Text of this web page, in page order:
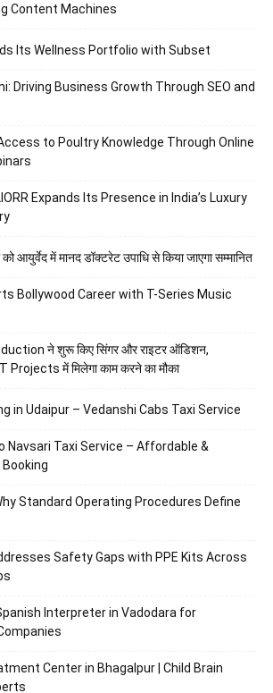
Content Machines
Its Wellness Portfolio with Subset
Driving Business Growth Through SEO and
Access to Poultry Knowledge Through Online
Expands Its Presence in India’s Luxury
को आयुर्वेद में मानद डॉक्टरेट उपाधि से किया जाएगा सम्मानित
Bollywood Career with T-Series Music
ने शुरू किए सिंगर और राइटर ऑडिशन,
में मिलेगा काम करने का मौका
in Udaipur – Vedanshi Cabs Taxi Service
Navsari Taxi Service – Affordable &
Booking
Standard Operating Procedures Define
Safety Gaps with PPE Kits Across
Interpreter in Vadodara for
Center in Bhagalpur | Child Brain